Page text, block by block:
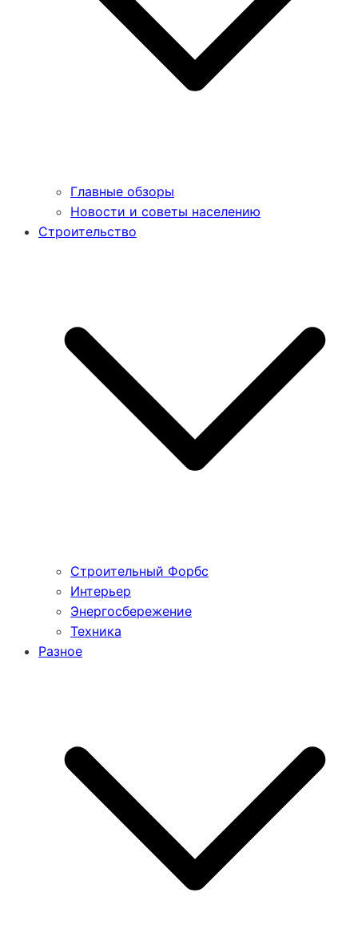
Главные обзоры
Новости и советы населению
Строительство
Строительный Форбс
Интерьер
Энергосбережение
Техника
Разное